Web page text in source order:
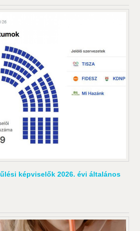
képviselők 2026. évi általános